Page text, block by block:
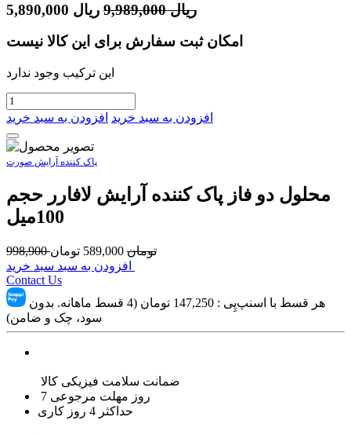
5,890,000 ریال 9,989,000 ریال
امکان ثبت سفارش برای این کالا نیست
این ترکیب وجود ندارد
افزودن به سبد خرید افزودن به سبد خرید
پاک کننده آرایش صورت
محلول دو فاز پاک کننده آرایش لافارر حجم
100میل
998,900 تومان 589,000 تومان
Contact Us
هر قسط با اسنپ‌پِی : 147,250
تومان (4 قسط ماهانه. بدون
سود، چک و ضامن)
ضمانت سلامت فیزیکی کالا
7 روز مهلت مرجوعی
حداکثر 4 روز کاری